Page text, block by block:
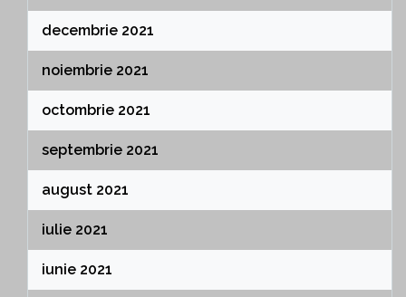
decembrie 2021
noiembrie 2021
octombrie 2021
septembrie 2021
august 2021
iulie 2021
iunie 2021